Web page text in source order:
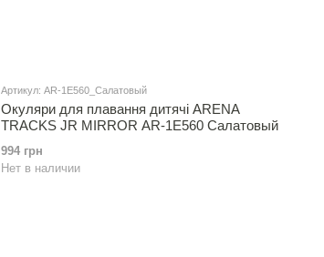
Артикул: AR-1E560_Салатовый
Окуляри для плавання дитячі ARENA
TRACKS JR MIRROR AR-1E560 Салатовый
994 грн
Нет в наличии